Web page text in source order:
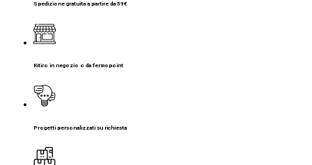
Spedizione gratuita a partire da 59€
Ritiro in negozio o da fermopoint
Progetti personalizzati su richiesta